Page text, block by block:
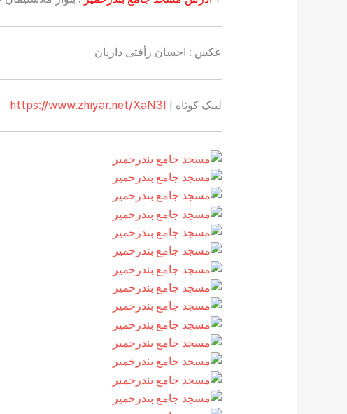
عکس :‌ احسان رأفتی داریان
لینک کوتاه | https://www.zhiyar.net/XaN3I